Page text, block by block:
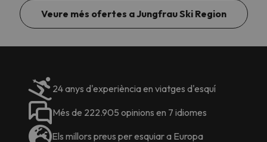
Veure més ofertes a Jungfrau Ski Region
24 anys d'experiència en viatges d'esquí
Més de 222.905 opinions en 7 idiomes
Els millors preus per esquiar a Europa